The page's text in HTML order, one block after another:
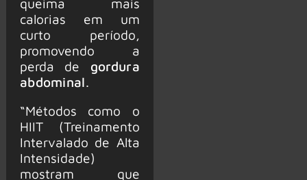
calorias em um
curto período,
promovendo a
perda de gordura
abdominal
“Métodos como o
HIIT (Treinamento
Intervalado de Alta
Intensidade)
mostram que